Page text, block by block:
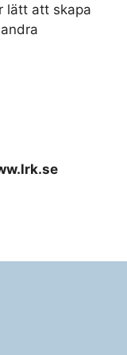
lätt att skapa